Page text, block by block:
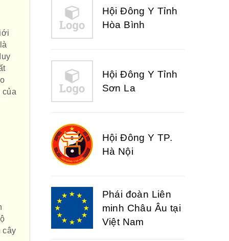
của
cây
Hội Đông Y Tỉnh
Sơn La
Hội Đông Y TP.
Hà Nội
minh Châu Âu tại
Việt Nam
Hiệp hội bệnh
viện tư nhân Việt
Nam